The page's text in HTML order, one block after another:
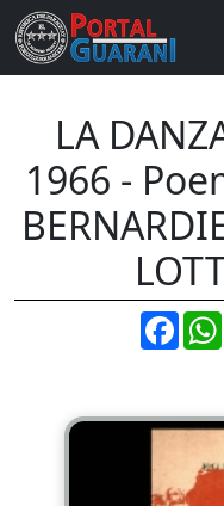
LA
1966 -